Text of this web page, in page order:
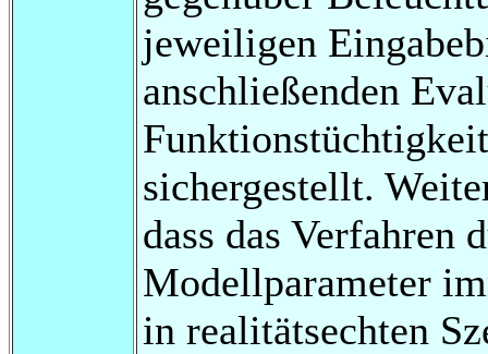
jeweiligen
anschließenden
sichergestellt.
dass das Verfahren
Modellparameter
in realitätsechten